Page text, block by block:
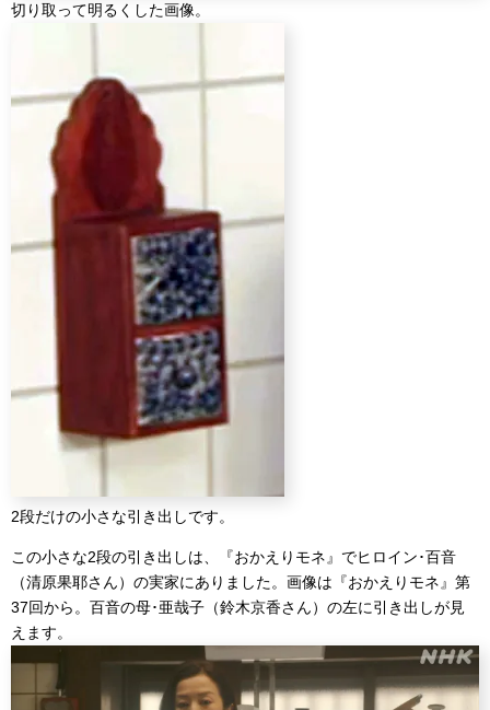
切り取って明るくした画像。
2段だけの小さな引き出しです。
この小さな2段の引き出しは、『おかえりモネ』でヒロイン･百音
（清原果耶さん）の実家にありました。画像は『おかえりモネ』第
37回から。百音の母･亜哉子（鈴木京香さん）の左に引き出しが見
えます。